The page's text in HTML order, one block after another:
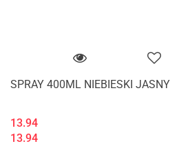
SPRAY 400ML NIEBIESKI JASNY
13.94
13.94